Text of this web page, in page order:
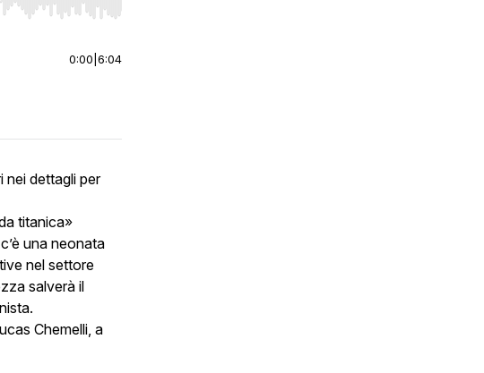
to start or end. Hold shift to jump forward or backward.
0:00 6:04
nei dettagli per
titanica»
una neonata
nel settore
salverà il
Chemelli, a